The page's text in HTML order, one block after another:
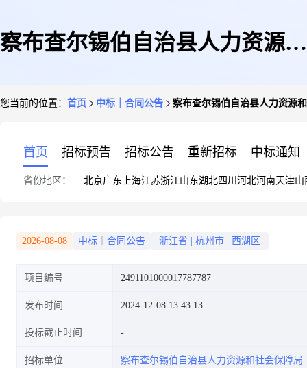
察布查尔锡伯自治县人力资源和
您当前的位置： 首页 中标｜合同公告 察布查尔锡伯自治县人力资源
首页 招标预告 招标公告 重新招标 中标通知
省份地区： 北京广东 上海江苏浙江山东湖北四川 河北河南天津山
2026-08-08 中标｜合同公告 浙江省 杭州市 西湖区
项目编号 2491101000017787787
发布时间 2024-12-08 13:43:13
投标截止时间
招标单位 察布查尔锡伯自治县人力资源和社会保障局